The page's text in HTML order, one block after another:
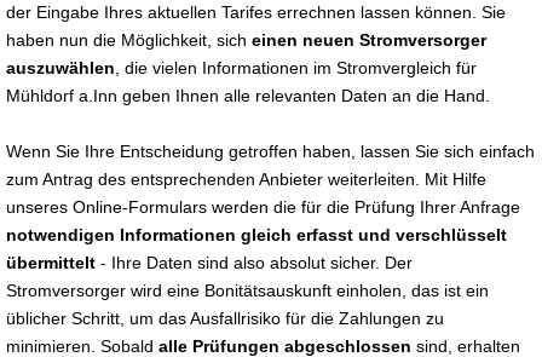
der Eingabe Ihres aktuellen Tarifes errechnen lassen können. Sie
haben nun die Möglichkeit, sich einen neuen Stromversorger
auszuwählen , die vielen Informationen im Stromvergleich für
Mühldorf a.Inn geben Ihnen alle relevanten Daten an die Hand.
Wenn Sie Ihre Entscheidung getroffen haben, lassen Sie sich einfach
zum Antrag des entsprechenden Anbieter weiterleiten. Mit Hilfe
unseres Online-Formulars werden die für die Prüfung Ihrer Anfrage
notwendigen Informationen gleich erfasst und verschlüsselt
übermittelt - Ihre Daten sind also absolut sicher. Der
Stromversorger wird eine Bonitätsauskunft einholen, das ist ein
üblicher Schritt, um das Ausfallrisiko für die Zahlungen zu
minimieren. Sobald alle Prüfungen abgeschlossen sind, erhalten